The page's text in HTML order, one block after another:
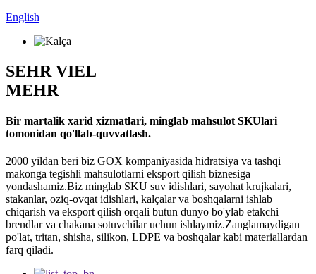
English
SEHR VIEL
MEHR
Bir martalik xarid xizmatlari, minglab mahsulot SKUlari
tomonidan qo'llab-quvvatlash.
2000 yildan beri biz GOX kompaniyasida hidratsiya va tashqi
makonga tegishli mahsulotlarni eksport qilish biznesiga
yondashamiz.Biz minglab SKU suv idishlari, sayohat krujkalari,
stakanlar, oziq-ovqat idishlari, kalçalar va boshqalarni ishlab
chiqarish va eksport qilish orqali butun dunyo bo'ylab etakchi
brendlar va chakana sotuvchilar uchun ishlaymiz.Zanglamaydigan
po'lat, tritan, shisha, silikon, LDPE va boshqalar kabi materiallardan
farq qiladi.